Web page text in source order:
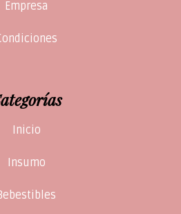
Empresa
Inicio
Insumo